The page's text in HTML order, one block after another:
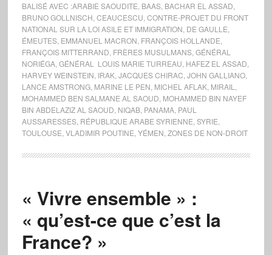
BALISÉ AVEC :ARABIE SAOUDITE BAAS, BACHAR EL ASSAD
BRUNO GOLLNISCH CEAUCESCU CONTRE-PROJET DU FRONT
NATIONAL SUR LA LOI ASILE ET IMMIGRATION DE GAULLE
ÉMEUTES, EMMANUEL MACRON FRANÇOIS HOLLANDE
FRANÇOIS MITTERRAND FRÈRES MUSULMANS, GÉNÉRAL
NORIÉGA, GÉNÉRAL LOUIS MARIE TURREAU HAFEZ EL ASSAD
HARVEY WEINSTEIN IRAK, JACQUES CHIRAC JOHN GALLIANO,
LANCE AMSTRONG, MARINE LE PEN MICHEL AFLAK, MIRAIL
MOHAMMED BEN SALMANE AL SAOUD MOHAMMED BIN NAYEF
BIN ABDELAZIZ AL SAOUD NIQAB, PANAMA, PAUL
AUSSARESSES, RÉPUBLIQUE ARABE SYRIENNE SYRIE
TOULOUSE VLADIMIR POUTINE YÉMEN ZONES DE NON-DROIT
« Vivre ensemble » :
« qu’est-ce que c’est la
France? »